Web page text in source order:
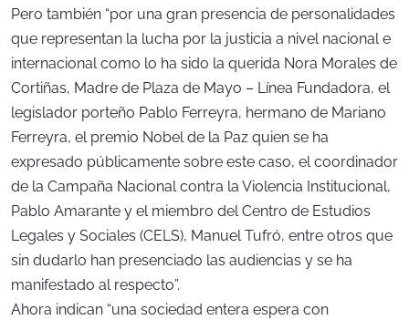
Pero también “por una gran presencia de personalidades
que representan la lucha por la justicia a nivel nacional e
internacional como lo ha sido la querida Nora Morales de
Cortiñas, Madre de Plaza de Mayo – Línea Fundadora, el
legislador porteño Pablo Ferreyra, hermano de Mariano
Ferreyra, el premio Nobel de la Paz quien se ha
expresado públicamente sobre este caso, el coordinador
de la Campaña Nacional contra la Violencia Institucional,
Pablo Amarante y el miembro del Centro de Estudios
Legales y Sociales (CELS), Manuel Tufró, entre otros que
sin dudarlo han presenciado las audiencias y se ha
manifestado al respecto”.
Ahora indican “una sociedad entera espera con